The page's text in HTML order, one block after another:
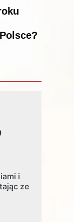
i
ze